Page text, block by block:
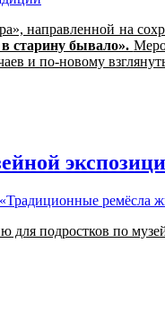
направленной на
старину бывало».
и по-новому
для подростков по